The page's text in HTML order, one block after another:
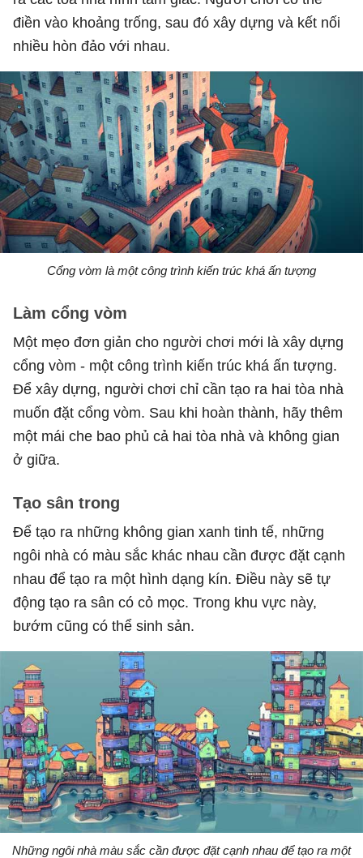
điền vào khoảng trống, sau đó xây dựng và kết nối
nhiều hòn đảo với nhau.
Cổng vòm là một công trình kiến trúc khá ấn tượng
Làm cổng vòm
Một mẹo đơn giản cho người chơi mới là xây dựng
cổng vòm - một công trình kiến trúc khá ấn tượng.
Để xây dựng, người chơi chỉ cần tạo ra hai tòa nhà
muốn đặt cổng vòm. Sau khi hoàn thành, hãy thêm
một mái che bao phủ cả hai tòa nhà và không gian
ở giữa.
Tạo sân trong
Để tạo ra những không gian xanh tinh tế, những
ngôi nhà có màu sắc khác nhau cần được đặt cạnh
nhau để tạo ra một hình dạng kín. Điều này sẽ tự
động tạo ra sân có cỏ mọc. Trong khu vực này,
bướm cũng có thể sinh sản.
Những ngôi nhà màu sắc cần được đặt cạnh nhau để tạo ra một